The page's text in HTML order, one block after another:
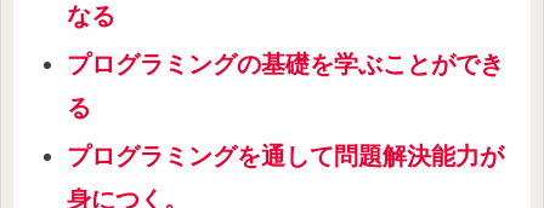
なる
プログラミングの基礎を学ぶことができ
る
プログラミングを通して問題解決能力が
身につく。